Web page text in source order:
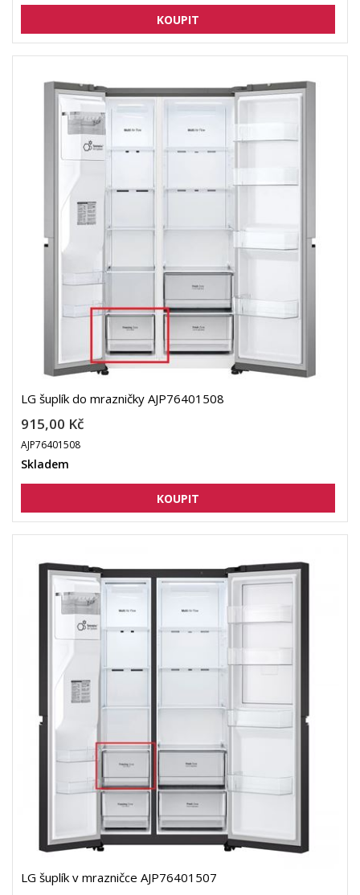
LG šuplík do mrazničky AJP76401508
915,00 Kč
AJP76401508
Skladem
LG šuplík v mrazničce AJP76401507